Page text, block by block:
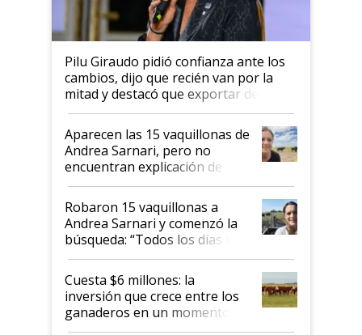
Pilu Giraudo pidió confianza ante los
cambios, dijo que recién van por la
mitad y destacó que exportar dejó de
ser "para unos pocos": "Tenemos un
mandato muy claro del gobierno
nacional"
Aparecen las 15 vaquillonas de
Andrea Sarnari, pero no
encuentran explicación de
cómo llegaron allí
Robaron 15 vaquillonas a
Andrea Sarnari y comenzó la
búsqueda: “Todos los días le
toca a algún productor”
Cuesta $6 millones: la
inversión que crece entre los
ganaderos en un momento
histórico para la actividad